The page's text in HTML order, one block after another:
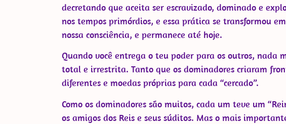
decretando que aceita ser escravizado, dominado e
nos tempos primórdios, e essa prática se transformou
nossa consciência, e permanece até hoje.
Quando você entrega o teu poder para os outros, nada
total e irrestrita. Tanto que os dominadores criaram
diferentes e moedas próprias para cada “cercado”.
Como os dominadores são muitos, cada um teve um
os amigos dos Reis e seus súditos. Mas o mais